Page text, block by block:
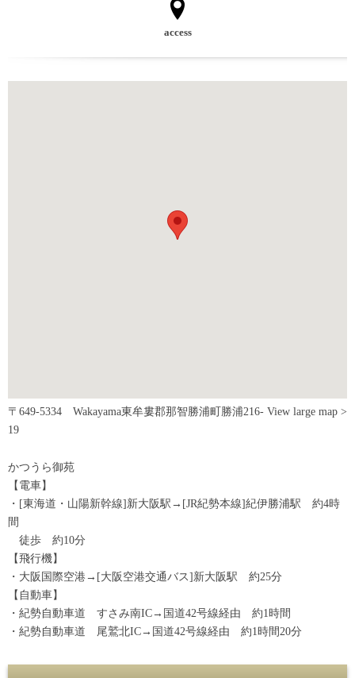
access
View large map >
〒649-5334 Wakayama東牟婁郡那智勝浦町勝浦216-
19
かつうら御苑
【電車】
・[東海道・山陽新幹線]新大阪駅→[JR紀勢本線]紀伊勝浦駅 約4時
間
徒歩 約10分
【飛行機】
・大阪国際空港→[大阪空港交通バス]新大阪駅 約25分
【自動車】
・紀勢自動車道 すさみ南IC→国道42号線経由 約1時間
・紀勢自動車道 尾鷲北IC→国道42号線経由 約1時間20分